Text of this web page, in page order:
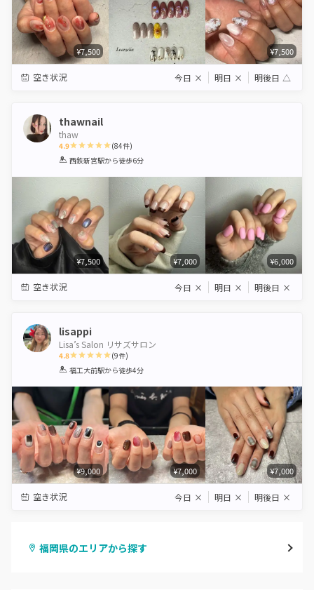
¥7,500 ¥7,500
空き状況 今日 × 明日 × 明後日 △
thawnail
thaw
4.9
1 2 3 4 5
(84件)
西鉄新宮駅から徒歩6分
¥7,500 ¥7,000 ¥6,000
空き状況 今日 × 明日 × 明後日 ×
lisappi
Lisa’s Salon リサズサロン
4.8
1 2 3 4 5
(9件)
福工大前駅から徒歩4分
¥9,000 ¥7,000 ¥7,000
空き状況 今日 × 明日 × 明後日 ×
福岡県のエリアから探す